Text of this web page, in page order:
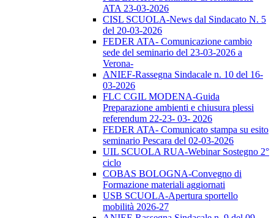
ATA 23-03-2026
CISL SCUOLA-News dal Sindacato N. 5
del 20-03-2026
FEDER ATA- Comunicazione cambio
sede del seminario del 23-03-2026 a
Verona-
ANIEF-Rassegna Sindacale n. 10 del 16-
03-2026
FLC CGIL MODENA-Guida
Preparazione ambienti e chiusura plessi
referendum 22-23- 03- 2026
FEDER ATA- Comunicato stampa su esito
seminario Pescara del 02-03-2026
UIL SCUOLA RUA-Webinar Sostegno 2°
ciclo
COBAS BOLOGNA-Convegno di
Formazione materiali aggiornati
USB SCUOLA-Apertura sportello
mobilità 2026-27